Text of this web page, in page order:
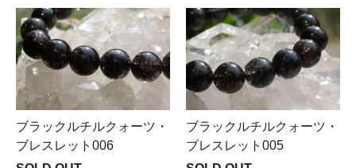
ブラックルチルクォーツ・
ブレスレット006
ブラックルチルクォーツ・
ブレスレット005